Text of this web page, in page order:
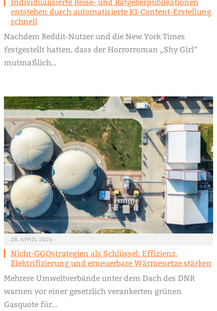
Individualisierte Reise- und Ratgeberpublikationen
entstehen durch automatisierte KI-Content-Erstellung
schnell
Nachdem Reddit-Nutzer und die New York Times
festgestellt hatten, dass der Horrorroman „Shy Girl“
mutmaßlich…
28. APRIL 2026
Nicht-GGQstrategien als Schlüssel: Effizienz,
Elektrifizierung und erneuerbare Wärmenetze stärken
Mehrere Umweltverbände unter dem Dach des DNR
warnen vor einer gesetzlich verankerten grünen
Gasquote für…